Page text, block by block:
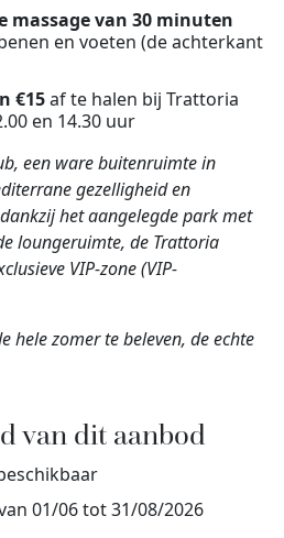
massage van 30 minuten
en voeten (de achterkant
€15af te halen bij Trattoria
en 14.30 uur
een ware buitenruimte in
gezelligheid en
het aangelegde park met
loungeruimte, de Trattoria
VIP-zone (VIP-
hele zomer te beleven, de echte
van dit aanbod
01/06 tot 31/08/2026